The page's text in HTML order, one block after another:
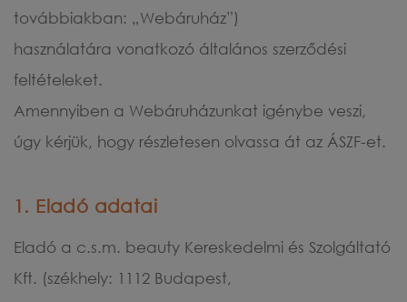
továbbiakban: „Webáruház”)
használatára vonatkozó általános szerződési
feltételeket.
Amennyiben a Webáruházunkat igénybe veszi,
úgy kérjük, hogy részletesen olvassa át az ÁSZF-et.
1. Eladó adatai
Eladó a c.s.m. beauty Kereskedelmi és Szolgáltató
Kft. (székhely: 1112 Budapest,